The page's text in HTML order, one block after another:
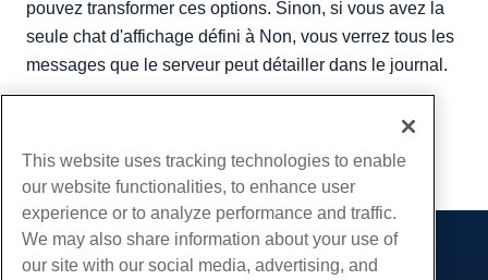
pouvez transformer ces options. Sinon, si vous avez la
seule chat d'affichage défini à Non, vous verrez tous les
messages que le serveur peut détailler dans le journal.
Copie URL
Des produits
This website uses tracking technologies to enable
our website functionalities, to enhance user
experience or to analyze performance and traffic.
We may also share information about your use of
our site with our social media, advertising, and